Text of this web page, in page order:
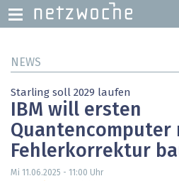
zumNEWS
Starling soll 2029 laufen
IBM will ersten
Quantencomputer
Fehlerkorrektur
Mi 11.06.2025 - 11:00 Uhr